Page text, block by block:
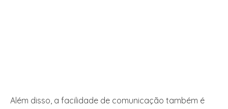
Além disso, a facilidade de comunicação também é